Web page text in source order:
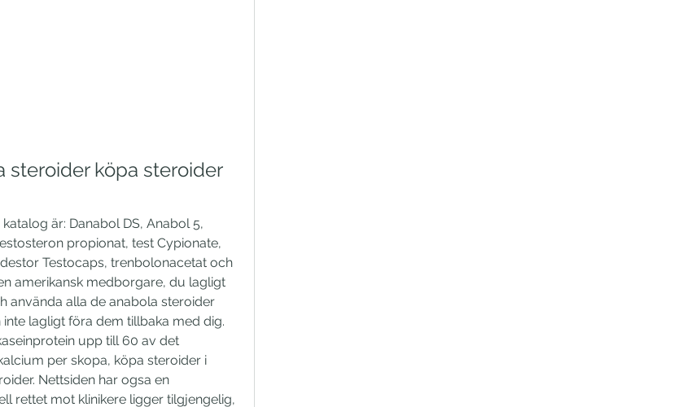
steroider köpa steroider
är: Danabol DS, Anabol 5,
propionat, test Cypionate,
Testocaps, trenbolonacetat och
amerikansk medborgare, du lagligt
använda alla de anabola steroider
lagligt föra dem tillbaka med dig.
upp till 60 av det
per skopa, köpa steroider i
Nettsiden har ogsa en
rettet mot klinikere ligger tilgjengelig,